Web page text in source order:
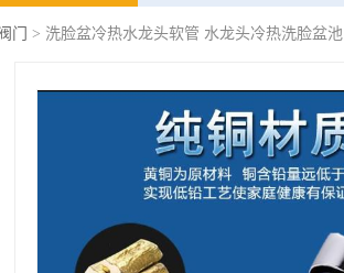
门 > 洗脸盆冷热水龙头软管 水龙头冷热洗脸盆池